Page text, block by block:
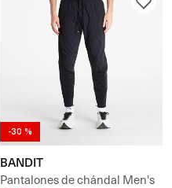
-30 %
BANDIT
Pantalones de chándal Men's